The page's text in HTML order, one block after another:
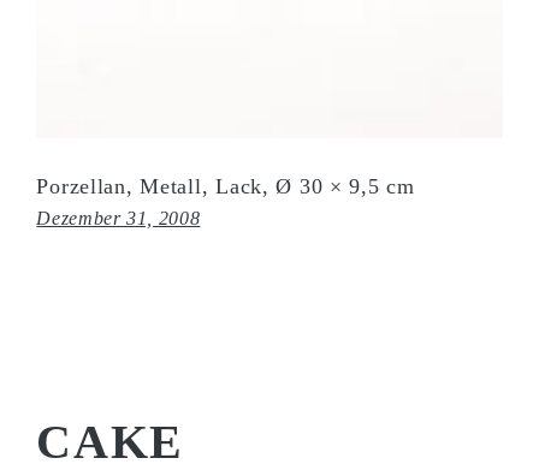
Porzellan, Metall, Lack, Ø 30 × 9,5 cm
Dezember 31, 2008
CAKE